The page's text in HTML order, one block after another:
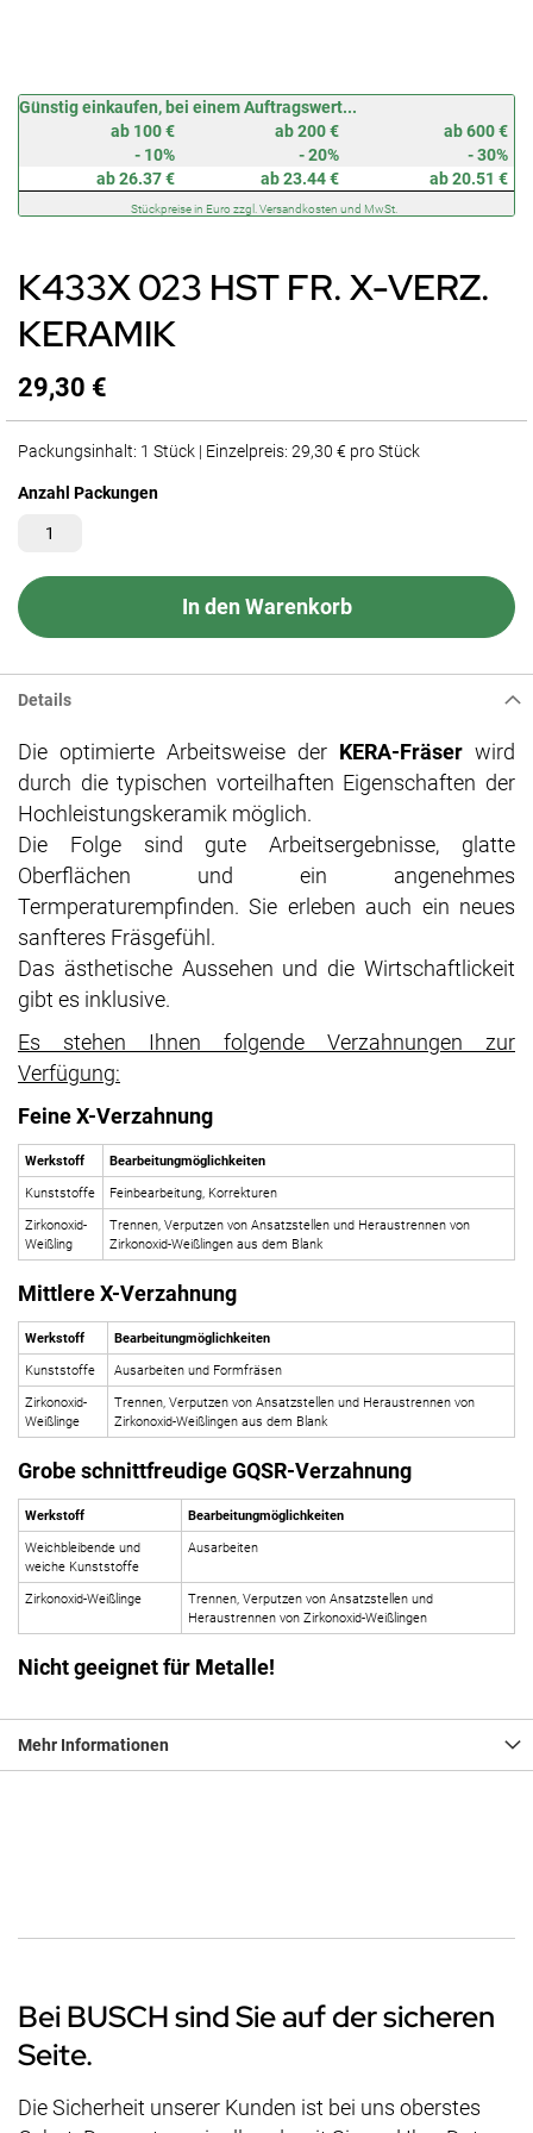
Günstig einkaufen, bei einem Auftragswert...
ab 100 €
ab 200 €
ab 600 €
- 10%
- 20%
- 30%
ab 26.37 €
ab 23.44 € ab 20.51 €
Stückpreise in Euro zzgl. Versandkosten und MwSt.
K433X 023 HST FR. X-VERZ.
KERAMIK
29,30 €
Packungsinhalt: 1 Stück | Einzelpreis: 29,30 € pro Stück
Anzahl Packungen
In den Warenkorb
Zum
Anfang
springen
Details
Die optimierte Arbeitsweise der KERA-Fräser wird
durch die typischen vorteilhaften Eigenschaften der
Hochleistungskeramik möglich.
Die Folge sind gute Arbeitsergebnisse, glatte
Oberflächen und ein angenehmes
Termperaturempfinden. Sie erleben auch ein neues
sanfteres Fräsgefühl.
Das ästhetische Aussehen und die Wirtschaftlickeit
gibt es inklusive.
Es stehen Ihnen folgende Verzahnungen zur
Verfügung:
Feine X-Verzahnung
Werkstoff
Bearbeitungmöglichkeiten
Kunststoffe
Feinbearbeitung, Korrekturen
Zirkonoxid-
Weißling
Trennen, Verputzen von Ansatzstellen und Heraustrennen von
Zirkonoxid-Weißlingen aus dem Blank
Mittlere X-Verzahnung
Werkstoff
Bearbeitungmöglichkeiten
Kunststoffe
Ausarbeiten und Formfräsen
Zirkonoxid-
Weißlinge
Trennen, Verputzen von Ansatzstellen und Heraustrennen von
Zirkonoxid-Weißlingen aus dem Blank
Grobe schnittfreudige GQSR-Verzahnung
Werkstoff
Bearbeitungmöglichkeiten
Weichbleibende und
weiche Kunststoffe
Ausarbeiten
Zirkonoxid-Weißlinge
Trennen, Verputzen von Ansatzstellen und
Heraustrennen von Zirkonoxid-Weißlingen
Nicht geeignet für Metalle!
Mehr Informationen
Bei BUSCH sind Sie auf der sicheren
Seite.
Die Sicherheit unserer Kunden ist bei uns oberstes